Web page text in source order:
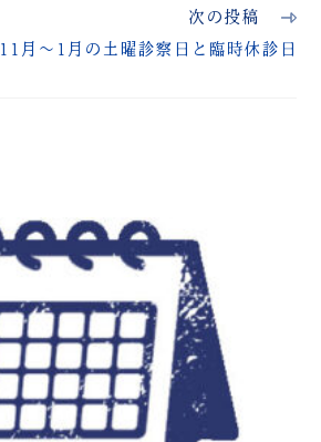
次の投稿
11月～1月の土曜診察日と臨時休診日